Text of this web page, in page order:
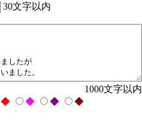
30文字以内
1000文字以内
◆ ◆ ◆ ◆